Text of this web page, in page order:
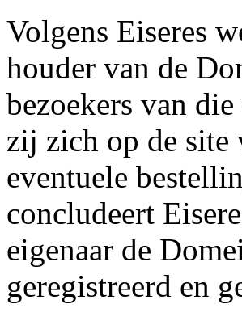
Volgens Eiseres
houder van de
bezoekers van
zij zich op de site
eventuele
concludeert
eigenaar de
geregistreerd en